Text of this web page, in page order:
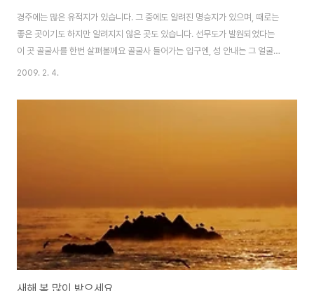
경주에는 많은 유적지가 있습니다. 그 중에도 알려진 명승지가 있으며, 때로는
좋은 곳이기도 하지만 알려지지 않은 곳도 있습니다. 선무도가 발원되었다는
이 곳 골굴사를 한번 살펴볼께요 골굴사 들어가는 입구엔, 성 안내는 그 얼굴이
참다운 공양구요 부드러운 말 한마디는 미묘한 향이로다 깨끗해 티가 없는 진
가는 길에는 잠을 자고 있는 두마리의 강아지를 볼 수 있었습니다. 날씨가 추워
2009. 2. 4.